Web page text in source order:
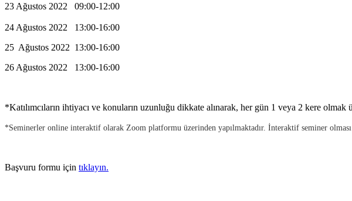
23 Ağustos 2022 09:00-12:00
24 Ağustos 2022 13:00-16:00
25 Ağustos 2022 13:00-16:00
26 Ağustos 2022 13:00-16:00
*Katılımcıların ihtiyacı ve konuların uzunluğu dikkate alınarak, her gün 1 veya 2 kere
*Seminerler online interaktif olarak Zoom platformu üzerinden yapılmaktadır. İnteraktif seminer olması
Başvuru formu için tıklayın.